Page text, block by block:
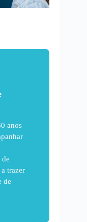
anos
trazer
de